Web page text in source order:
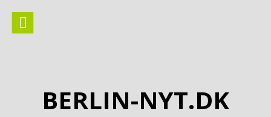
indhold
BERLIN-NYT.DK